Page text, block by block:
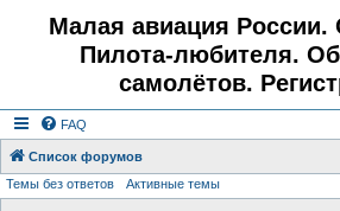
Малая авиация России.
Пилота-любителя.
самолётов.
FAQ
Список форумов
Темы без ответов Активные темы